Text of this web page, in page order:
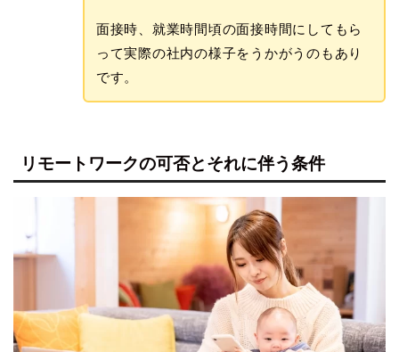
面接時、就業時間頃の面接時間にしてもら
って実際の社内の様子をうかがうのもあり
です。
リモートワークの可否とそれに伴う条件